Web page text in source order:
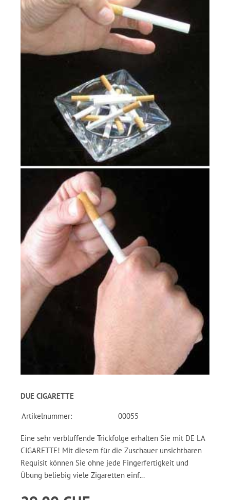
DUE CIGARETTE
Artikelnummer: 00055
Eine sehr verblüffende Trickfolge erhalten Sie mit DE LA
CIGARETTE! Mit diesem für die Zuschauer unsichtbaren
Requisit können Sie ohne jede Fingerfertigkeit und
Übung beliebig viele Zigaretten einf...